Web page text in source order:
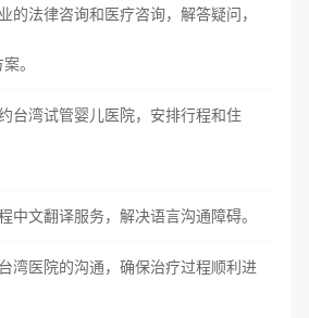
的法律咨询和医疗咨询，解答疑问，
。
台湾试管婴儿医院，安排行程和住
中文翻译服务，解决语言沟通障碍。
湾医院的沟通，确保治疗过程顺利进